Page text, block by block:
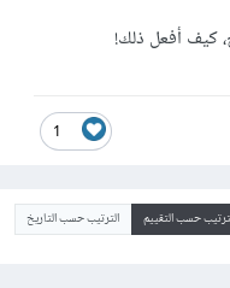
كيف أفعل ذلك!
1
حسب التقييم الترتيب حسب التاريخ